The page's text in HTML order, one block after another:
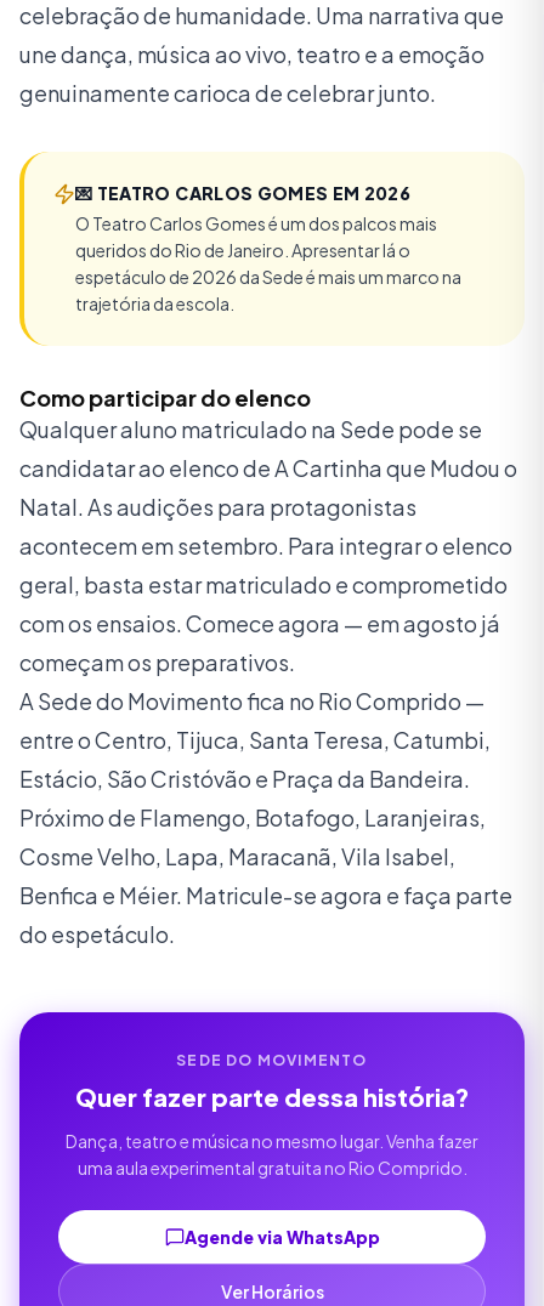
celebração de humanidade. Uma narrativa que
une dança, música ao vivo, teatro e a emoção
genuinamente carioca de celebrar junto.
💌 TEATRO CARLOS GOMES EM 2026
O Teatro Carlos Gomes é um dos palcos mais
queridos do Rio de Janeiro. Apresentar lá o
espetáculo de 2026 da Sede é mais um marco na
trajetória da escola.
Como participar do elenco
Qualquer aluno matriculado na Sede pode se
candidatar ao elenco de A Cartinha que Mudou o
Natal. As audições para protagonistas
acontecem em setembro. Para integrar o elenco
geral, basta estar matriculado e comprometido
com os ensaios. Comece agora — em agosto já
começam os preparativos.
A Sede do Movimento fica no Rio Comprido —
entre o Centro, Tijuca, Santa Teresa, Catumbi,
Estácio, São Cristóvão e Praça da Bandeira.
Próximo de Flamengo, Botafogo, Laranjeiras,
Cosme Velho, Lapa, Maracanã, Vila Isabel,
Benfica e Méier. Matricule-se agora e faça parte
do espetáculo.
SEDE DO MOVIMENTO
Quer fazer parte dessa história?
Dança, teatro e música no mesmo lugar. Venha fazer
uma aula experimental gratuita no Rio Comprido.
Agende via WhatsApp
Ver Horários